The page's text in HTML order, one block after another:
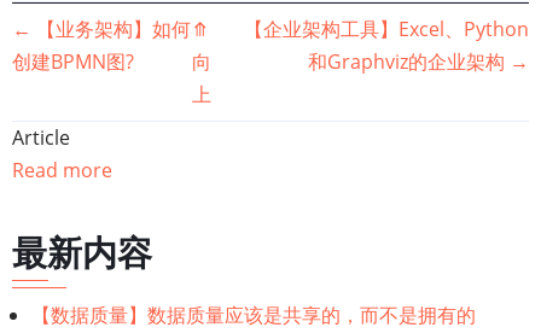
书
遍
链
接：
←
【业务架构】如何
创建BPMN图?
⤊
向
上
【企业架构工具】Excel、Python
和Graphviz的企业架构 →
Article
Read more
最新内容
【数据质量】数据质量应该是共享的，而不是拥有的